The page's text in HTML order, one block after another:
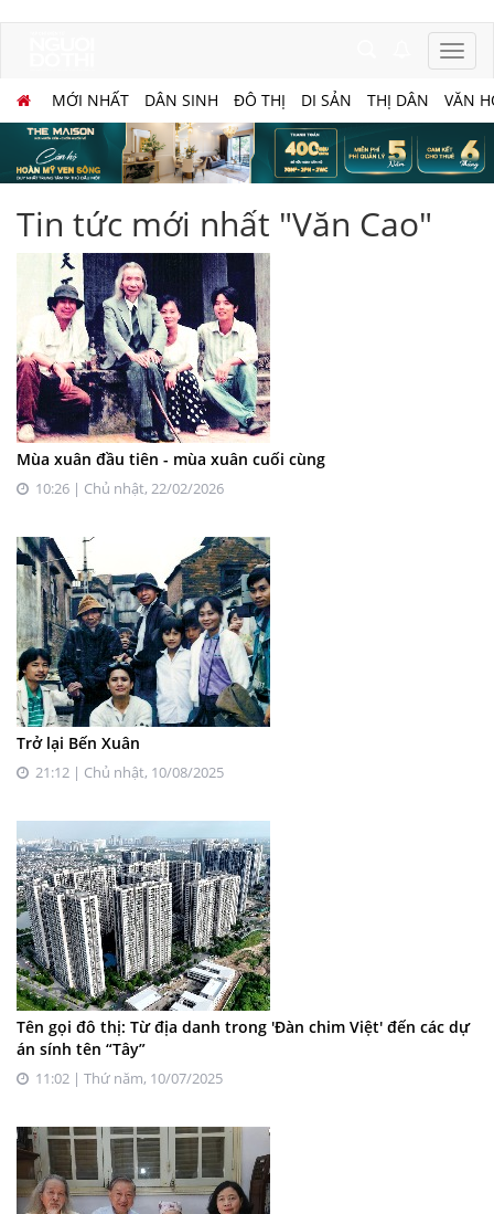
MỚI NHẤT DÂN SINH ĐÔ THỊ DI SẢN THỊ DÂN VĂN
Tin tức mới nhất "Văn Cao"
Mùa xuân đầu tiên - mùa xuân cuối cùng
10:26 | Chủ nhật, 22/02/2026
Trở lại Bến Xuân
21:12 | Chủ nhật, 10/08/2025
Tên gọi đô thị: Từ địa danh trong 'Đàn chim Việt' đến các dự
án sính tên “Tây”
11:02 | Thứ năm, 10/07/2025